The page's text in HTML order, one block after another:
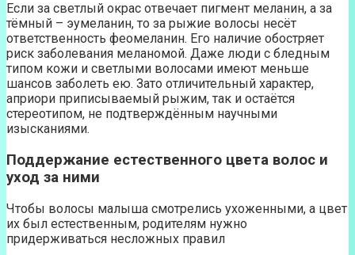
Если за светлый окрас отвечает пигмент меланин, а за
тёмный – эумеланин, то за рыжие волосы несёт
ответственность феомеланин. Его наличие обостряет
риск заболевания меланомой. Даже люди с бледным
типом кожи и светлыми волосами имеют меньше
шансов заболеть ею. Зато отличительный характер,
априори приписываемый рыжим, так и остаётся
стереотипом, не подтверждённым научными
изысканиями.
Поддержание естественного цвета волос и
уход за ними
Чтобы волосы малыша смотрелись ухоженными, а цвет
их был естественным, родителям нужно
придерживаться несложных правил